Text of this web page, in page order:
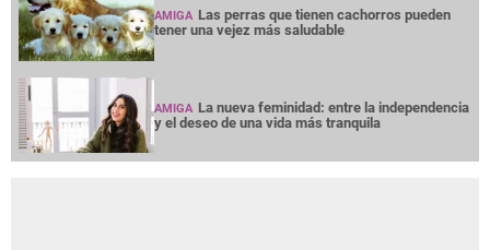
AMIGA Las perras que tienen cachorros pueden
tener una vejez más saludable
AMIGA La nueva feminidad: entre la independencia
y el deseo de una vida más tranquila